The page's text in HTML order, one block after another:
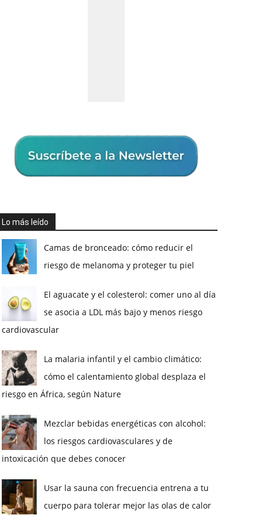
Lo más leído
Camas de bronceado: cómo reducir el
riesgo de melanoma y proteger tu piel
El aguacate y el colesterol: comer uno al día
se asocia a LDL más bajo y menos riesgo
cardiovascular
La malaria infantil y el cambio climático:
cómo el calentamiento global desplaza el
riesgo en África, según Nature
Mezclar bebidas energéticas con alcohol:
los riesgos cardiovasculares y de
intoxicación que debes conocer
Usar la sauna con frecuencia entrena a tu
cuerpo para tolerar mejor las olas de calor